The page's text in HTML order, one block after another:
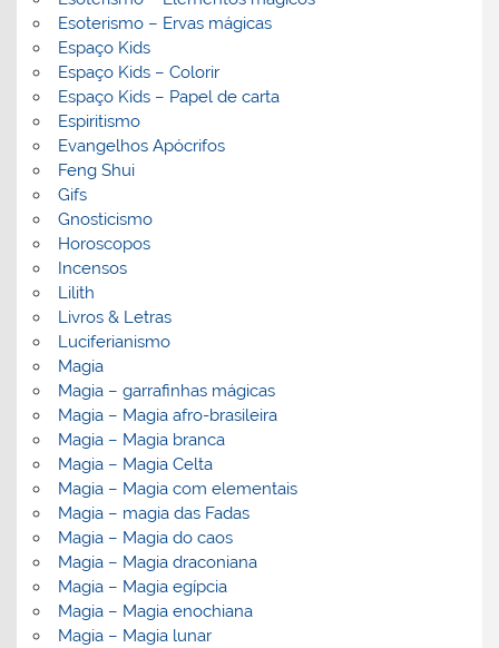
Esoterismo – Ervas mágicas
Espaço Kids
Espaço Kids – Colorir
Espaço Kids – Papel de carta
Espiritismo
Evangelhos Apócrifos
Feng Shui
Gifs
Gnosticismo
Horoscopos
Incensos
Lilith
Livros & Letras
Luciferianismo
Magia
Magia – garrafinhas mágicas
Magia – Magia afro-brasileira
Magia – Magia branca
Magia – Magia Celta
Magia – Magia com elementais
Magia – magia das Fadas
Magia – Magia do caos
Magia – Magia draconiana
Magia – Magia egípcia
Magia – Magia enochiana
Magia – Magia lunar